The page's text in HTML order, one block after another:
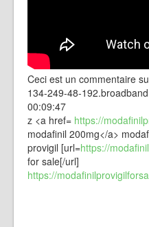
Ceci est un commentaire
134-249-48-
00:09:47
z <a href= https://
modafinil 200mg</a>
provigil [url=https://
for sale[/url]
https://